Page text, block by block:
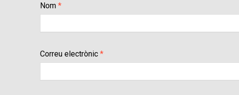
Nom *
Correu electrònic *